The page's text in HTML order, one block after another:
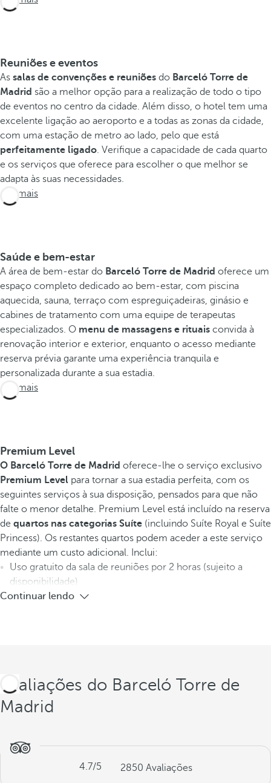
Reuniões e eventos
As salas de convenções e reuniões do Barceló Torre de
Madrid são a melhor opção para a realização de todo o tipo
de eventos no centro da cidade. Além disso, o hotel tem uma
excelente ligação ao aeroporto e a todas as zonas da cidade,
com uma estação de metro ao lado, pelo que está
perfeitamente ligado. Verifique a capacidade de cada quarto
e os serviços que oferece para escolher o que melhor se
adapta às suas necessidades.
Ver mais
Saúde e bem-estar
A área de bem-estar do Barceló Torre de Madrid oferece um
espaço completo dedicado ao bem-estar, com piscina
aquecida, sauna, terraço com espreguiçadeiras, ginásio e
cabines de tratamento com uma equipe de terapeutas
especializados. O menu de massagens e rituais convida à
renovação interior e exterior, enquanto o acesso mediante
reserva prévia garante uma experiência tranquila e
personalizada durante a sua estadia.
Ver mais
Premium Level
O Barceló Torre de Madrid oferece-lhe o serviço exclusivo
Premium Level para tornar a sua estadia perfeita, com os
seguintes serviços à sua disposição, pensados para que não
falte o menor detalhe. Premium Level está incluído na reserva
de quartos nas categorias Suíte (incluindo Suíte Royal e Suíte
Princess). Os restantes quartos podem aceder a este serviço
mediante um custo adicional. Inclui:
Uso gratuito da sala de reuniões por 2 horas (sujeito a
disponibilidade)
Continuar lendo
Avaliações do Barceló Torre de
Madrid
4.7/5 2850 Avaliações